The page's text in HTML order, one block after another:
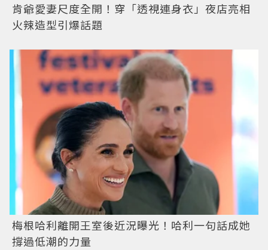
肯爺愛妻尺度全開！穿「透視連身衣」夜店亮相
火辣造型引爆話題
梅根哈利離開王室後近況曝光！哈利一句話成她
撐過低潮的力量